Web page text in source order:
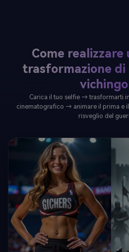
Come realizzare
trasformazione di
vichingo
Carica il tuo selfie → trasformarti
cinematografico → animare il prima e
risveglio del